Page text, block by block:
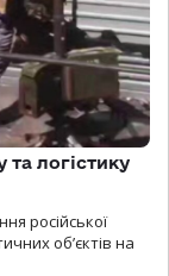
та логістику
російської
об’єктів на